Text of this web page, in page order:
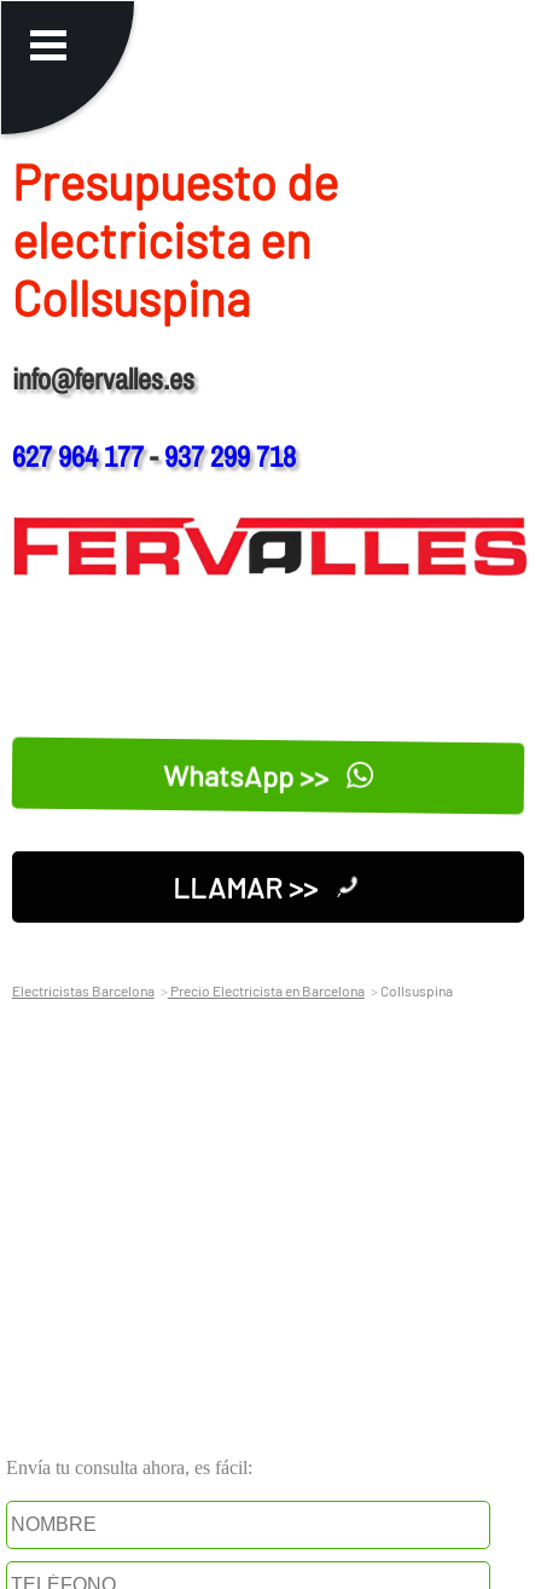
Presupuesto de
electricista en
Collsuspina
info@fervalles.es
627 964 177-937 299 718
WhatsApp >>
LLAMAR >>
Electricistas Barcelona Precio Electricista en Barcelona Collsuspina
Envía tu consulta ahora, es fácil: